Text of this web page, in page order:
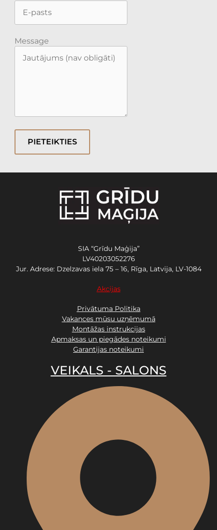
Message
PIETEIKTIES
SIA “Grīdu Maģija”
LV40203052276
Jur. Adrese: Dzelzavas iela 75 – 16, Rīga, Latvija, LV-1084
Akcijas
Privātuma Politika
Vakances mūsu uzņēmumā
Montāžas instrukcijas
Apmaksas un piegādes noteikumi
Garantijas noteikumi
VEIKALS - SALONS